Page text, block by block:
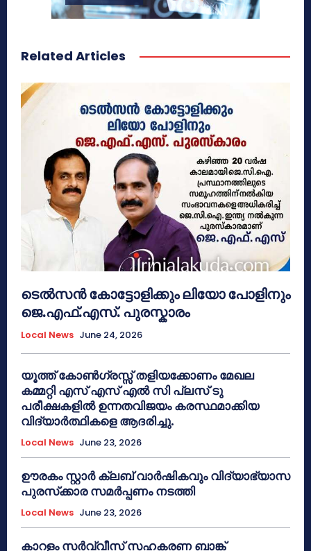
Related Articles
ടെൽസൻ കോട്ടോളിക്കും ലിയോ പോളിനും
ജെ.എഫ്.എസ്. പുരസ്കാരം
Local News June 24, 2026
യൂത്ത് കോൺഗ്രസ്സ് തളിയക്കോണം മേഖല
കമ്മറ്റി എസ് എസ് എൽ സി പ്ലസ് ടു
പരീക്ഷകളിൽ ഉന്നതവിജയം കരസ്ഥമാക്കിയ
വിദ്യാർത്ഥികളെ ആദരിച്ചു.
Local News June 23, 2026
ഊരകം സ്റ്റാർ ക്ലബ് വാർഷികവും വിദ്യാഭ്യാസ
പുരസ്‌ക്കാര സമർപ്പണം നടത്തി
Local News June 23, 2026
കാറളം സർവ്വീസ് സഹകരണ ബാങ്ക്